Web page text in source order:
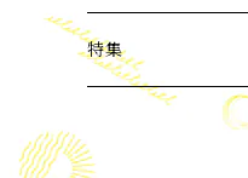
2024年6月新入荷
2024年7月新入荷
ネックレス
バロックパール
天然石
3,000円以下
3,001～6,000円
特集
ビーチコレクション